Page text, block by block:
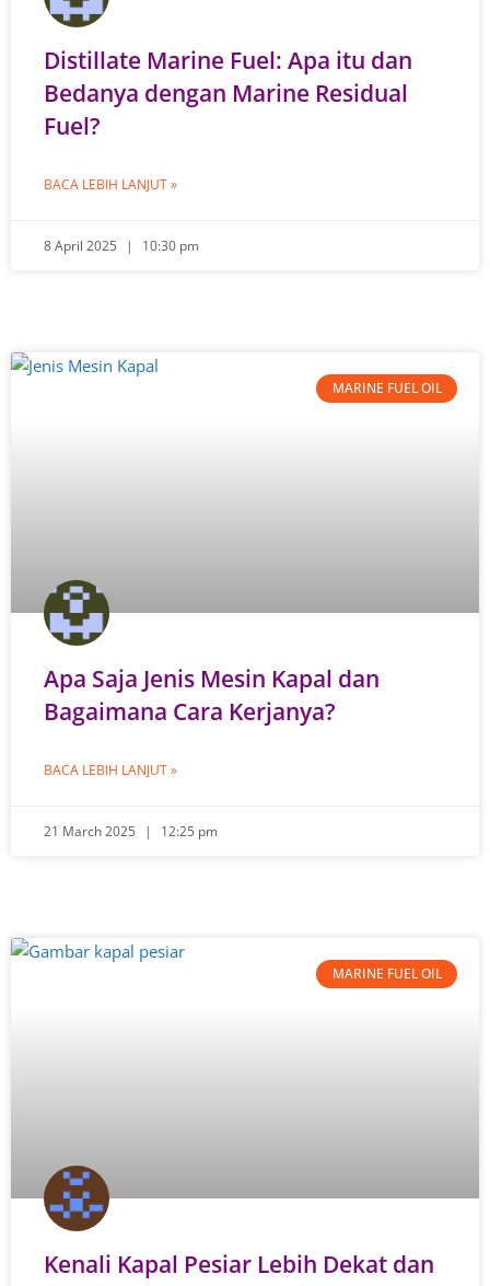
Distillate Marine Fuel: Apa itu dan
Bedanya dengan Marine Residual
Fuel?
BACA LEBIH LANJUT »
8 April 2025 10:30 pm
MARINE FUEL OIL
Apa Saja Jenis Mesin Kapal dan
Bagaimana Cara Kerjanya?
BACA LEBIH LANJUT »
21 March 2025 12:25 pm
MARINE FUEL OIL
Kenali Kapal Pesiar Lebih Dekat dan